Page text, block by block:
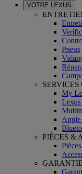
VOTRE LEXUS
Pneus
SERVICES
My
PIÈCES &